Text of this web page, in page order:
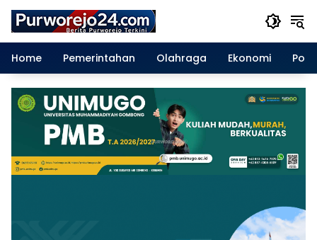
Langsung
konten
Home
Pemerintahan Olahraga Ekonomi